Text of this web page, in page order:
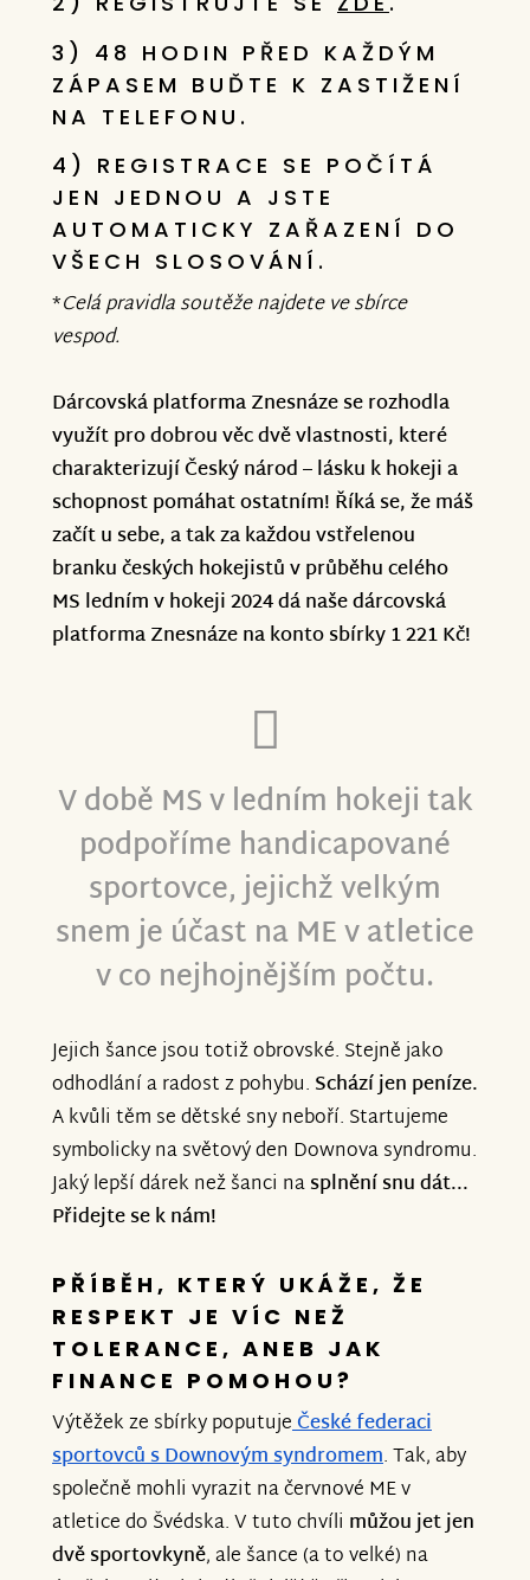
syndromem se tak v povědomí
organizátorů dostává na pozice, které
jim otevírají dveře do dalších prestižních
Není divu, že jejich maminku a
pěstounku Ivanu to položilo až k slzám
štěstí! „Už tu hodinu brečím. Atletika pro
lidi s Downovým syndromem je úžasná ,
neznám poctivější, odhodlanější a
sdělila nám s obrovským dojetím Ivana
na gratulaci, kterou jsme za Znesnáze
poslali.
A tyhle dveře tu díky sbírce pro sportovce
s DS otevíráme všichni společně.
Obrovské díky všem dárcům!
3) 48 HODIN PŘED KAŽDÝM
ZÁPASEM BUĎTE K ZASTIŽENÍ
NA TELEFONU.
4) REGISTRACE SE POČÍTÁ
JEN JEDNOU A JSTE
AUTOMATICKY ZAŘAZENÍ DO
VŠECH SLOSOVÁNÍ.
*Celá pravidla soutěže najdete ve sbírce
vespod.
Dárcovská platforma Znesnáze se rozhodla
využít pro dobrou věc dvě vlastnosti, které
charakterizují Český národ – lásku k hokeji a
schopnost pomáhat ostatním! Říká se, že máš
začít u sebe, a tak za každou vstřelenou
branku českých hokejistů v průběhu celého
MS ledním v hokeji 2024 dá naše dárcovská
platforma Znesnáze na konto sbírky 1 221 Kč!
V době MS v ledním hokeji tak
podpoříme handicapované
sportovce, jejichž velkým
snem je účast na ME v atletice
v co nejhojnějším počtu.
Jejich šance jsou totiž obrovské. Stejně jako
odhodlání a radost z pohybu. Schází jen peníze.
A kvůli těm se dětské sny neboří. Startujeme
symbolicky na světový den Downova syndromu.
Jaký lepší dárek než šanci nasplnění snu dát...
Přidejte se k nám!
PŘÍBĚH, KTERÝ UKÁŽE, ŽE
RESPEKT JE VÍC NEŽ
TOLERANCE, ANEB JAK
FINANCE POMOHOU?
Výtěžek ze sbírky poputujeČeské federaci
sportovců s Downovým syndromem. Tak, aby
společně mohli vyrazit na červnové ME v
atletice do Švédska. V tuto chvíli můžou jet jen
dvě sportovkyně, ale šance (a to velké) na